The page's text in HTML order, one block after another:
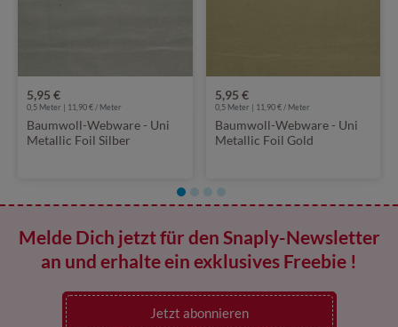
5,95 €
0,5 Meter | 11,90 € / Meter
Baumwoll-Webware - Uni
Metallic Foil Silber
5,95 €
0,5 Meter | 11,90 € / Meter
Baumwoll-Webware - Uni
Metallic Foil Gold
Melde Dich jetzt für den Snaply-Newsletter
an und erhalte ein exklusives Freebie !
Jetzt abonnieren